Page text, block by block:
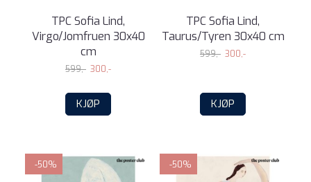
TPC Sofia Lind,
Virgo/Jomfruen 30x40
cm
599,- 300,-
KJØP
TPC Sofia Lind,
Taurus/Tyren 30x40 cm
599,- 300,-
KJØP
-50% -50%